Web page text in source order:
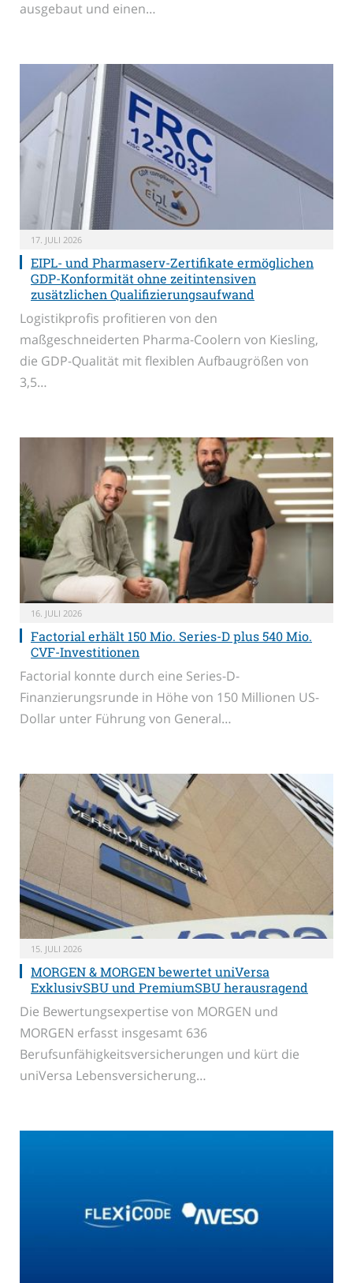
ausgebaut und einen…
17. JULI 2026
EIPL- und Pharmaserv-Zertifikate ermöglichen
GDP-Konformität ohne zeitintensiven
zusätzlichen Qualifizierungsaufwand
Logistikprofis profitieren von den
maßgeschneiderten Pharma-Coolern von Kiesling,
die GDP-Qualität mit flexiblen Aufbaugrößen von
3,5…
16. JULI 2026
Factorial erhält 150 Mio. Series-D plus 540 Mio.
CVF-Investitionen
Factorial konnte durch eine Series-D-
Finanzierungsrunde in Höhe von 150 Millionen US-
Dollar unter Führung von General…
15. JULI 2026
MORGEN & MORGEN bewertet uniVersa
ExklusivSBU und PremiumSBU herausragend
Die Bewertungsexpertise von MORGEN und
MORGEN erfasst insgesamt 636
Berufsunfähigkeitsversicherungen und kürt die
uniVersa Lebensversicherung…